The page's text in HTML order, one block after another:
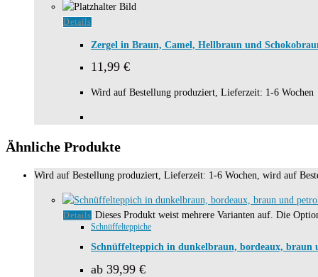
Details
Zergel in Braun, Camel, Hellbraun und
11,99 €
Wird auf Bestellung produziert, Lieferzeit: 1-6 Wochen
Ähnliche Produkte
Wird auf Bestellung produziert, Lieferzeit: 1-6 Wochen, wird auf
Details Dieses Produkt weist mehrere Varianten auf. Die
Schnüffelteppiche
Schnüffelteppich in dunkelbraun, bordeaux, braun
ab 39,99 €